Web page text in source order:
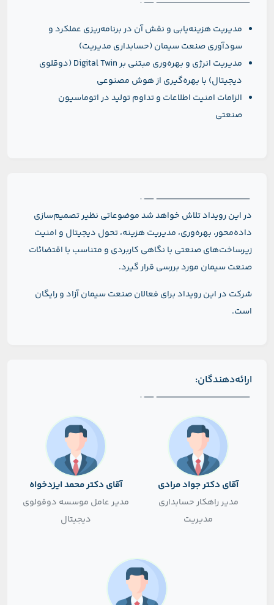
مدیریت هزینه‌یابی و نقش آن در برنامه‌ریزی عملکرد و
سودآوری صنعت سیمان (حسابداری مدیریت)
مدیریت انرژی و بهره‌وری مبتنی بر Digital Twin (دوقلوی
دیجیتال) با بهره‌گیری از هوش مصنوعی
الزامات امنیت اطلاعات و تداوم تولید در اتوماسیون
صنعتی
در این رویداد تلاش خواهد شد موضوعاتی نظیر تصمیم‌سازی
داده‌محور، بهره‌وری، مدیریت هزینه، تحول دیجیتال و امنیت
زیرساخت‌های صنعتی با نگاهی کاربردی و متناسب با اقتضائات
صنعت سیمان مورد بررسی قرار گیرد.
شرکت در این رویداد برای فعالان صنعت سیمان آزاد و رایگان
است.
ارائه‌دهندگان:
آقای دکتر جواد مرادی
مدیر راهکار حسابداری
مدیریت
آقای دکتر محمد ایزدخواه
مدیر عامل موسسه دوقولوی
دیجیتال